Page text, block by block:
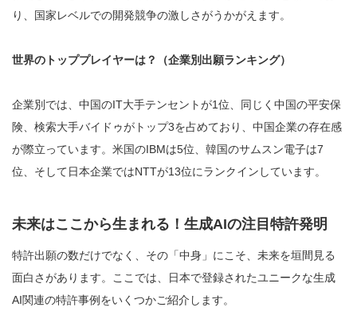
り、国家レベルでの開発競争の激しさがうかがえます。
世界のトッププレイヤーは？（企業別出願ランキング）
企業別では、中国のIT大手テンセントが1位、同じく中国の平安保
険、検索大手バイドゥがトップ3を占めており、中国企業の存在感
が際立っています。米国のIBMは5位、韓国のサムスン電子は7
位、そして日本企業ではNTTが13位にランクインしています。
未来はここから生まれる！生成AIの注目特許発明
特許出願の数だけでなく、その「中身」にこそ、未来を垣間見る
面白さがあります。ここでは、日本で登録されたユニークな生成
AI関連の特許事例をいくつかご紹介します。